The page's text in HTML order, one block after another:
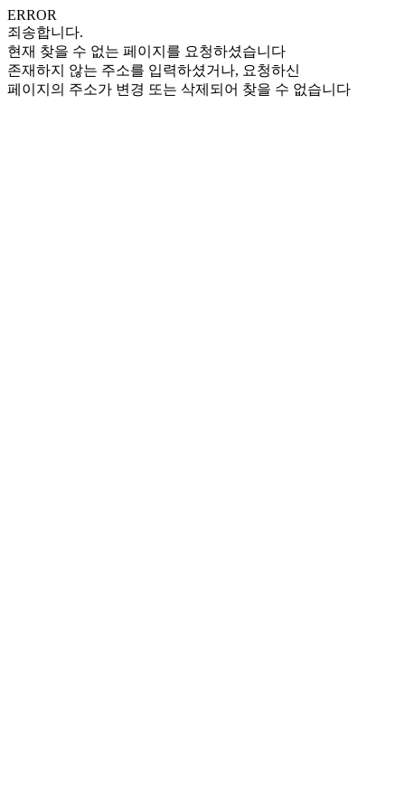
ERROR
죄송합니다.
현재 찾을 수 없는 페이지를 요청하셨습니다
존재하지 않는 주소를 입력하셨거나, 요청하신
페이지의 주소가 변경 또는 삭제되어 찾을 수 없습니다